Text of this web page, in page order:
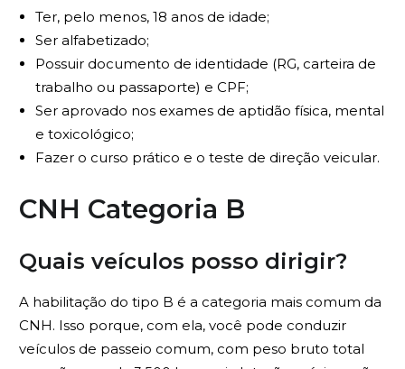
Ter, pelo menos, 18 anos de idade;
Ser alfabetizado;
Possuir documento de identidade (RG, carteira de
trabalho ou passaporte) e CPF;
Ser aprovado nos exames de aptidão física, mental
e toxicológico;
Fazer o curso prático e o teste de direção veicular.
CNH Categoria B
Quais veículos posso dirigir?
A habilitação do tipo B é a categoria mais comum da
CNH. Isso porque, com ela, você pode conduzir
veículos de passeio comum, com peso bruto total